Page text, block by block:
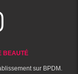
BEAUTÉ
sur BPDM.